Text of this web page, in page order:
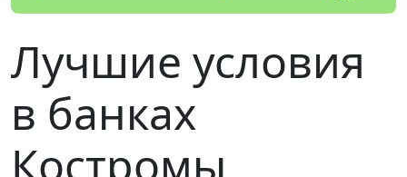
Лучшие условия
в банках
Костромы